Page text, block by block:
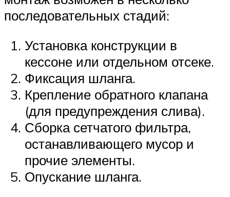
последовательных стадий:
Установка конструкции в
кессоне или отдельном отсеке.
Фиксация шланга.
Крепление обратного клапана
(для предупреждения слива).
Сборка сетчатого фильтра,
останавливающего мусор и
прочие элементы.
Опускание шланга.